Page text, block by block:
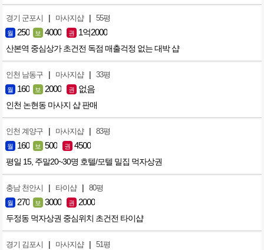
경기 군포시 | 마사지샵 | 55평
월 250 보 4000 권 1억2000
산본역 중심상가 초건전 독점 매출걱정 없는 대박 샵
인천 남동구 | 마사지샵 | 33평
월 160 보 2000 권 없음
인천 논현동 마사지 샵 판매
인천 계양구 | 마사지샵 | 83평
월 160 보 500 권 4500
평일 15, 주말20~30명 호텔/모텔 밀집 먹자상권
충남 천안시 | 타이샵 | 80평
월 270 보 3000 권 2000
두정동 먹자상권 중심위치 초건전 타이샵
경기 김포시 | 마사지샵 | 51평